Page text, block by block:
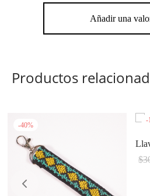
Añadir una
Productos
-40%
-
$